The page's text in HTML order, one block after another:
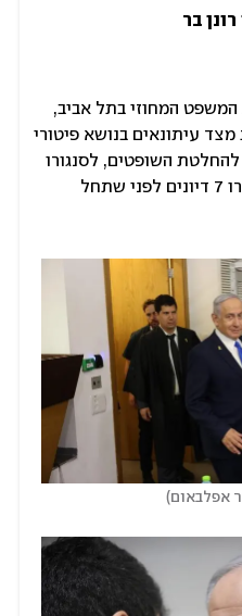
בר
המשפט המחוזי בתל אביב,
עיתונאים בנושא פיטורי
השופטים, לסנגורו
של נתניהו, עמית חדד, יישארו 7 דיונים לפני שתחל
אפלבאום )